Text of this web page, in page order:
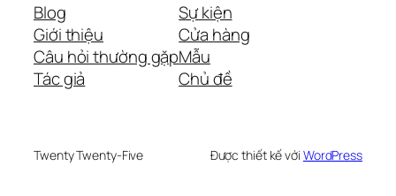
Blog
Giới thiệu
Câu hỏi thường gặp
Tác giả
Sự kiện
Cửa hàng
Mẫu
Chủ đề
Twenty Twenty-Five Được thiết kế với WordPress